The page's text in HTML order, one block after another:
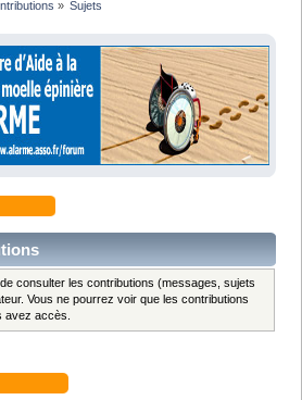
» Sujets
consulter les contributions (messages, sujets
Vous ne pourrez voir que les contributions
avez accès.